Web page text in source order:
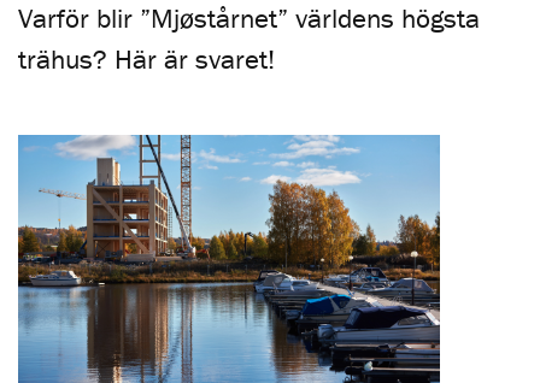
Varför blir ”Mjøstårnet” världens högsta
trähus? Här är svaret!